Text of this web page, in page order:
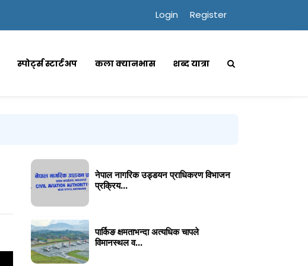
Login Register
स्पोर्ट्स स्टार्टअप कला क्यानभास शब्द यात्रा
नेपाल नागरिक उड्डयन प्राधिकरण विभाजन
प्रक्रिय...
पार्किङ क्षमताभन्दा अत्यधिक चापले
विमानस्थल व...